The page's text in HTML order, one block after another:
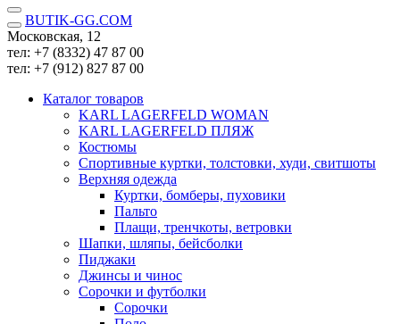
BUTIK-GG.COM
Московская, 12
тел: +7 (8332) 47 87 00
тел: +7 (912) 827 87 00
Каталог товаров
KARL LAGERFELD WOMAN
KARL LAGERFELD ПЛЯЖ
Костюмы
Спортивные куртки, толстовки, худи, свитшоты
Верхняя одежда
Куртки, бомберы, пуховики
Пальто
Плащи, тренчкоты, ветровки
Шапки, шляпы, бейсболки
Пиджаки
Джинсы и чинос
Сорочки и футболки
Сорочки